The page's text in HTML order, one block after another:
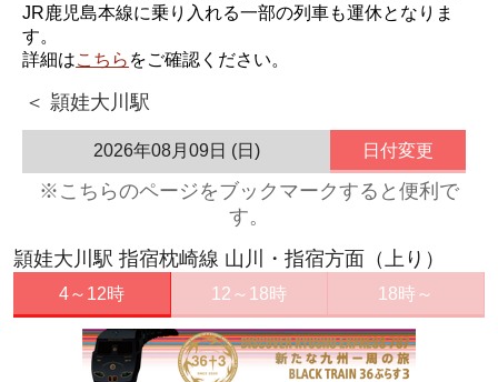
JR鹿児島本線に乗り入れる一部の列車も運休となりま
す。
詳細はこちら をご確認ください。
＜ 頴娃大川駅
2026年08月09日 (日) 日付変更
※こちらのページをブックマークすると便利で
す。
頴娃大川駅 指宿枕崎線 山川・指宿方面（上り）
4～12時 12～18時 18時～